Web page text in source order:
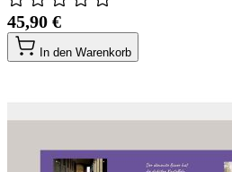
45,90 €
In den Warenkorb